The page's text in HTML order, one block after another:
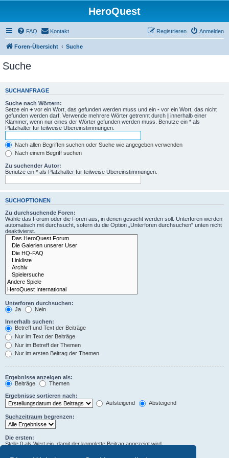
HeroQuest
FAQ Kontakt Anmelden
Registrieren
Foren-Übersicht Suche
Suche
SUCHANFRAGE
Suche nach Wörtern:
Setze ein + vor ein Wort, das gefunden werden muss und ein - vor ein Wort, das nicht
gefunden werden darf. Verwende mehrere Wörter getrennt durch | innerhalb einer
Klammer, wenn nur eines der Wörter gefunden werden muss. Benutze ein * als
Platzhalter für teilweise Übereinstimmungen.
Nach allen Begriffen suchen oder Suche wie angegeben verwenden
Nach einem Begriff suchen
Zu suchender Autor:
Benutze ein * als Platzhalter für teilweise Übereinstimmungen.
SUCHOPTIONEN
Zu durchsuchende Foren:
Wähle das Forum oder die Foren aus, in denen gesucht werden soll. Unterforen werden
automatisch mit durchsucht, sofern du die Option „Unterforen durchsuchen“ unten nicht
deaktivierst.
Unterforen durchsuchen:
Ja
Nein
Innerhalb suchen:
Betreff und Text der Beiträge
Nur im Text der Beiträge
Nur im Betreff der Themen
Nur im ersten Beitrag der Themen
Ergebnisse anzeigen als:
Beiträge
Themen
Ergebnisse sortieren nach:
Aufsteigend
Absteigend
Suchzeitraum begrenzen:
Die ersten:
Stelle 0 als Wert ein, damit der komplette Beitrag angezeigt wird.